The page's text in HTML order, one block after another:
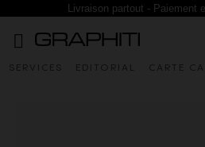
Livraison partout - Paiement
SERVICES EDITORIAL CARTE